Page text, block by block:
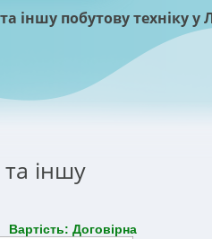
іншу побутову техніку у
іншу
Вартість: Договірна